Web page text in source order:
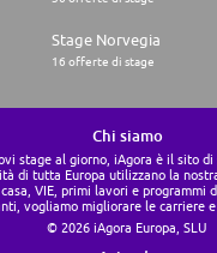
Stage Norvegia
16 offerte di stage
Chi siamo
stage al giorno, iAgora è il sito di
di tutta Europa utilizzano la
VIE, primi lavori e programmi
vogliamo migliorare le carriere
© 2026 iAgora Europa, SLU